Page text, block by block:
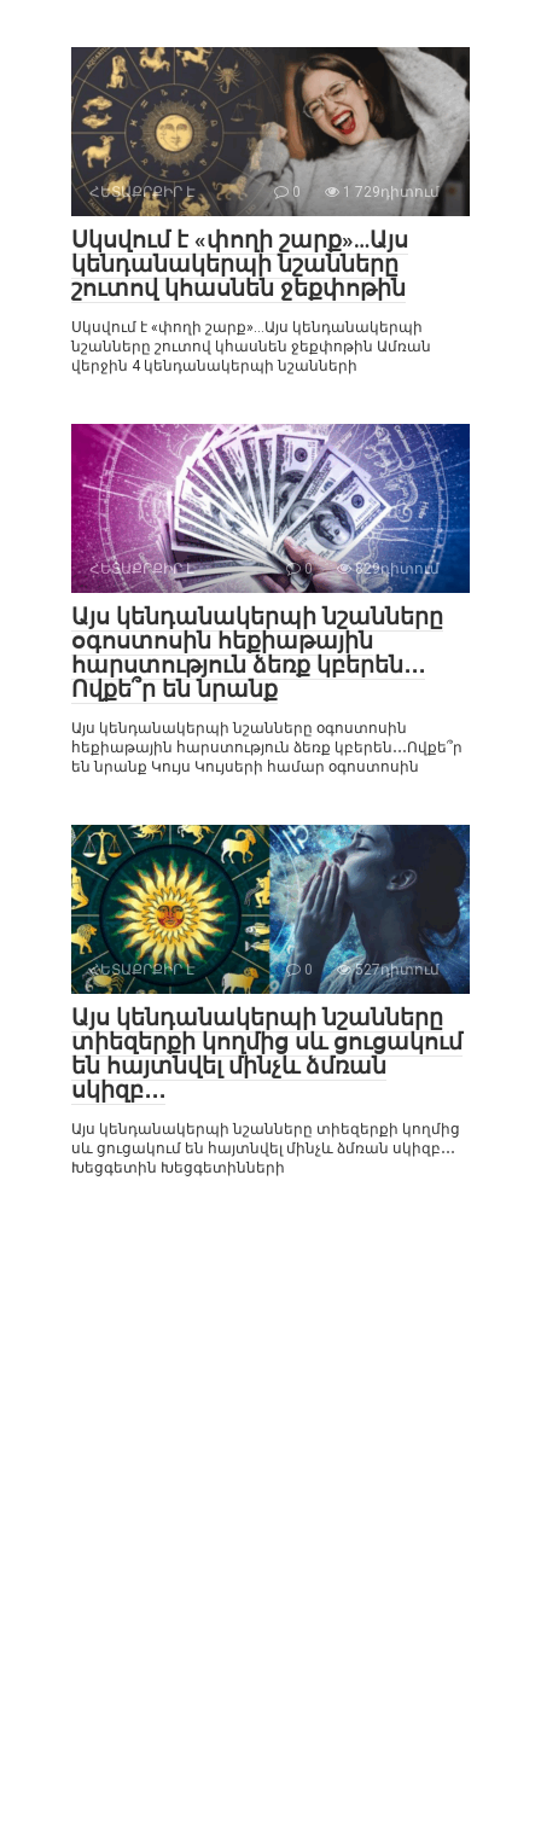
ՀԵՏԱՔՐՔԻՐ Է 0 1 729դիտում
Սկսվում է «փողի շարք»…Այս
կենդանակերպի նշանները
շուտով կհասնեն ջեքփոթին
Սկսվում է «փողի շարք»…Այս կենդանակերպի
նշանները շուտով կհասնեն ջեքփոթին Ամռան
վերջին 4 կենդանակերպի նշանների
ՀԵՏԱՔՐՔԻՐ Է 0 829դիտում
Այս կենդանակերպի նշանները
օգոստոսին հեքիաթային
հարստություն ձեռք կբերեն․․․
Ովքե՞ր են նրանք
Այս կենդանակերպի նշանները օգոստոսին
հեքիաթային հարստություն ձեռք կբերեն․․․Ովքե՞ր
են նրանք Կույս Կույսերի համար օգոստոսին
ՀԵՏԱՔՐՔԻՐ Է 0 527դիտում
Այս կենդանակերպի նշանները
տիեզերքի կողմից սև ցուցակում
են հայտնվել մինչև ձմռան
սկիզբ․․․
Այս կենդանակերպի նշանները տիեզերքի կողմից
սև ցուցակում են հայտնվել մինչև ձմռան սկիզբ․․․
Խեցգետին Խեցգետինների